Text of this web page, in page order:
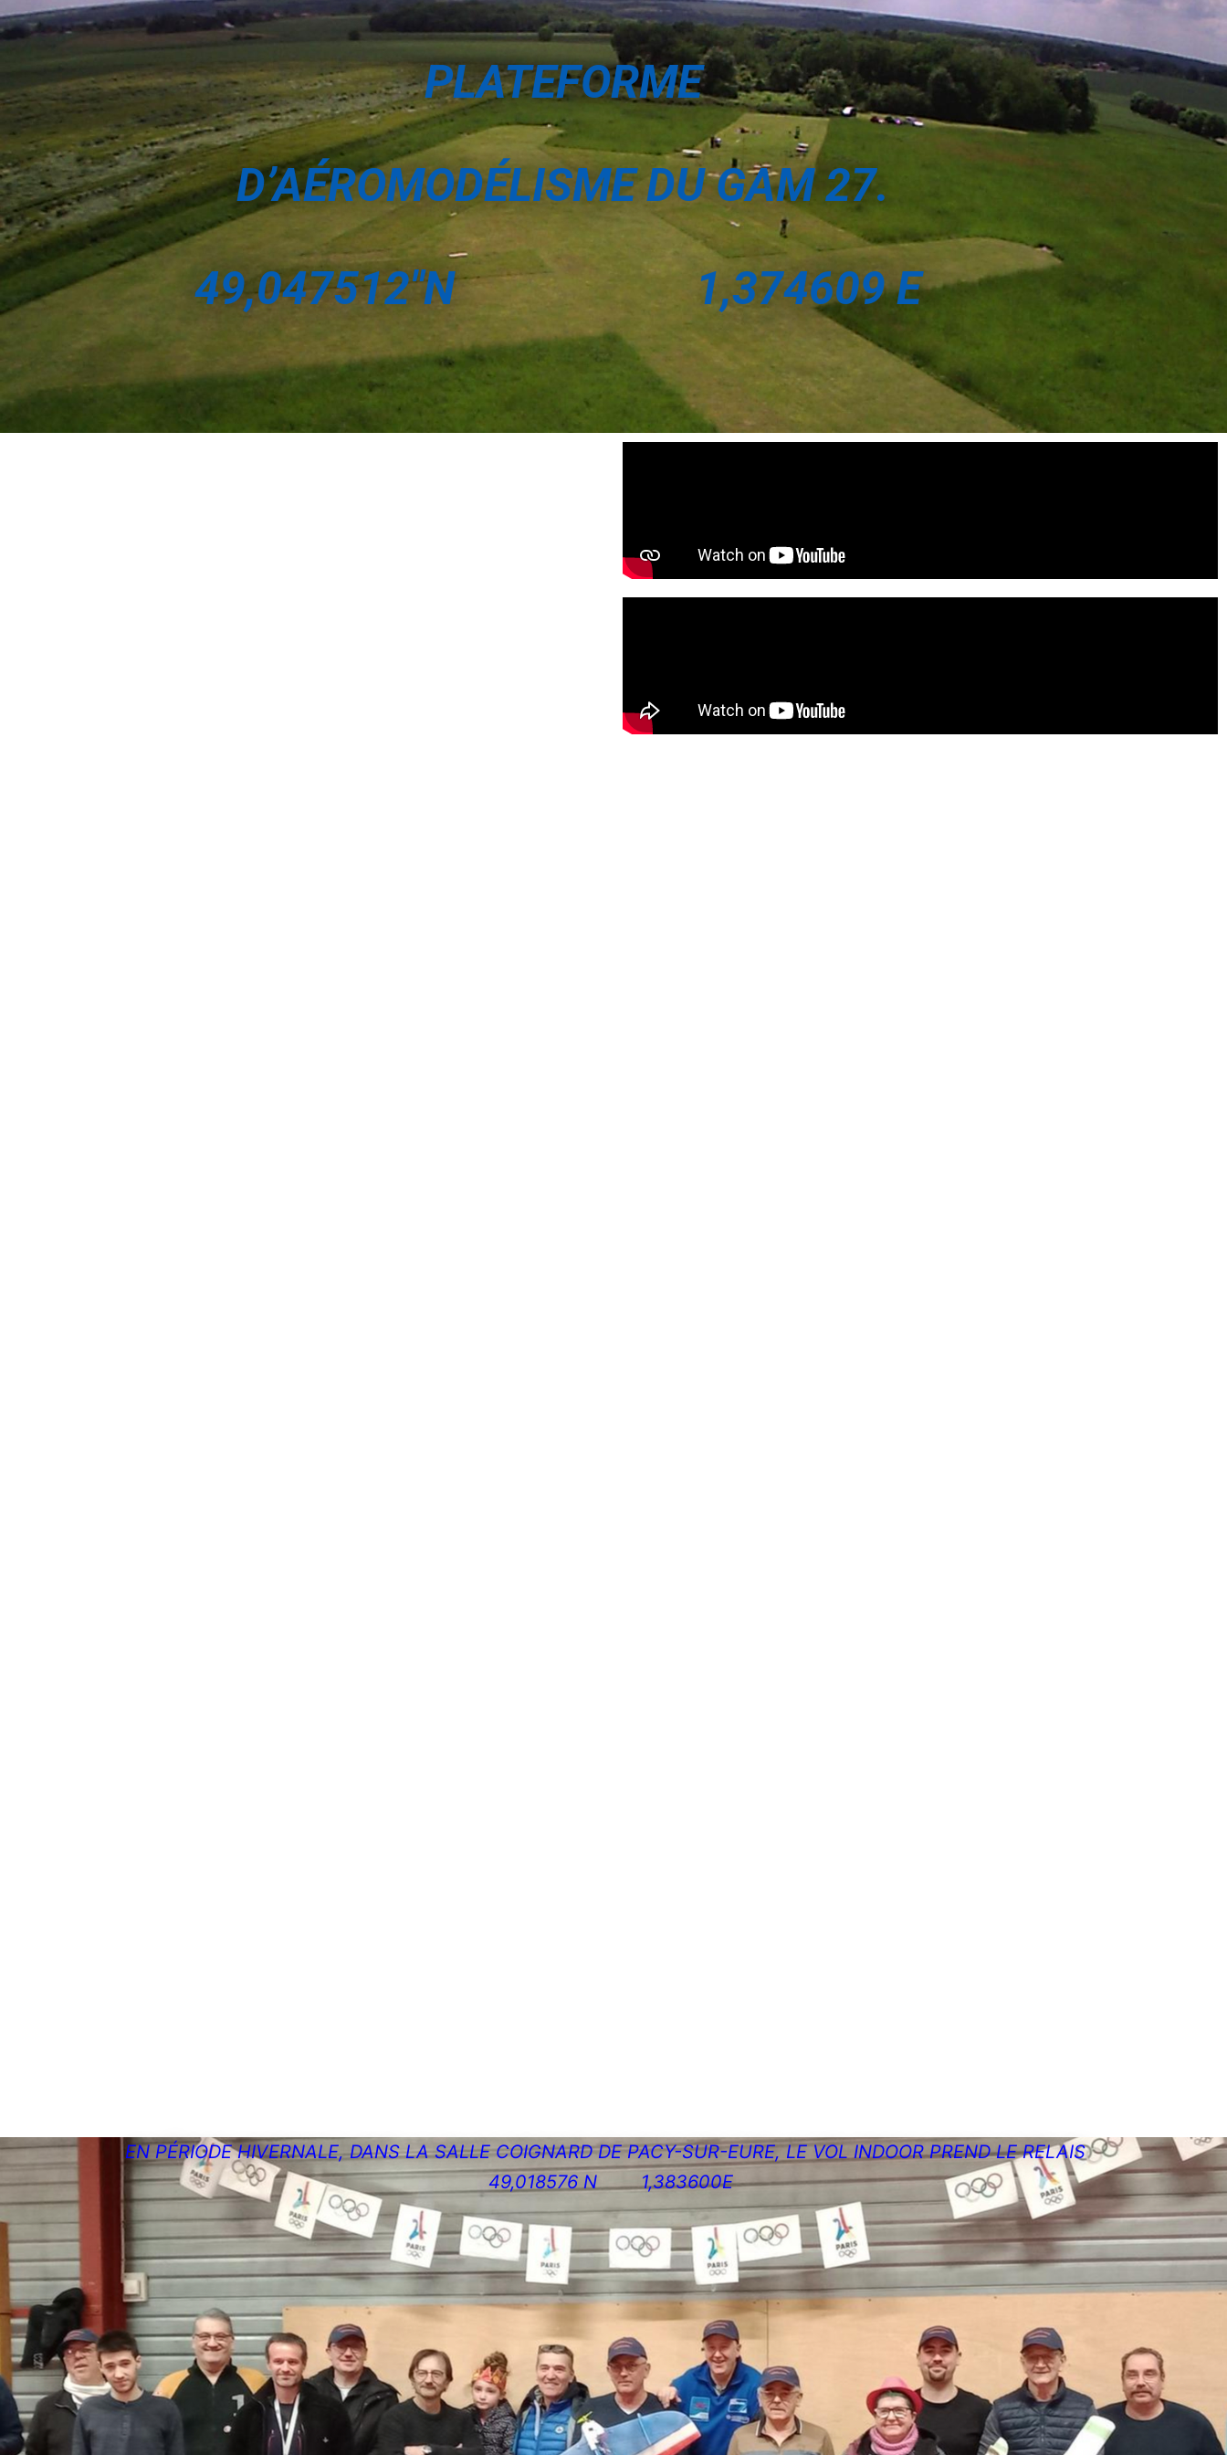
PLATEFORME
D’AÉROMODÉLISME DU GAM 27.
49,047512″N 1,374609 E
EN PÉRIODE HIVERNALE, DANS LA SALLE COIGNARD DE PACY-SUR-EURE, LE VOL INDOOR PREND LE RELAIS
49,018576 N 1,383600E